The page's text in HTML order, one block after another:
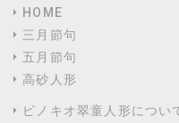
HOME
三月節句
五月節句
高砂人形
ピノキオ翠童人形につい